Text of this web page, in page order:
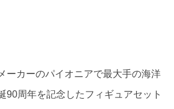
ーカーのパイオニアで最大手の海洋
90周年を記念したフィギュアセット